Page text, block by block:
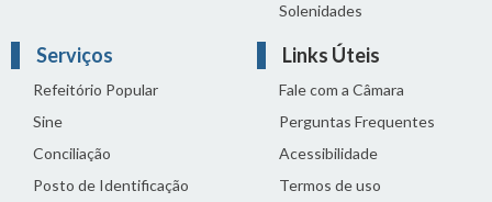
Solenidades
Serviços
Refeitório Popular
Sine
Conciliação
Posto de Identificação
Links Úteis
Fale com a Câmara
Perguntas Frequentes
Acessibilidade
Termos de uso